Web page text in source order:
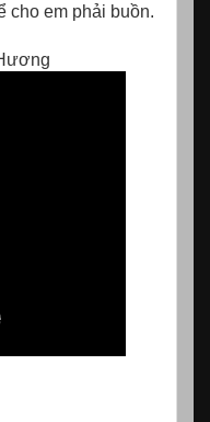
cho em phải buồn.